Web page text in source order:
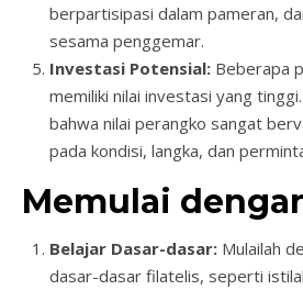
berpartisipasi dalam pameran,
sesama penggemar.
Investasi Potensial: Beberapa
memiliki nilai investasi yang
bahwa nilai perangko sangat
pada kondisi, langka, dan
Memulai
Belajar Dasar-dasar: Mulailah
dasar-dasar filatelis, seperti